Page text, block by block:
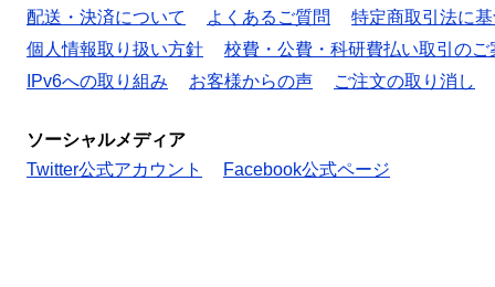
配送・決済について
よくあるご質問
特定商取引法に
個人情報取り扱い方針
校費・公費・科研費払い取引のご
IPv6への取り組み
お客様からの声 ご注文の取り消し
ソーシャルメディア
Twitter公式アカウント
Facebook公式ページ